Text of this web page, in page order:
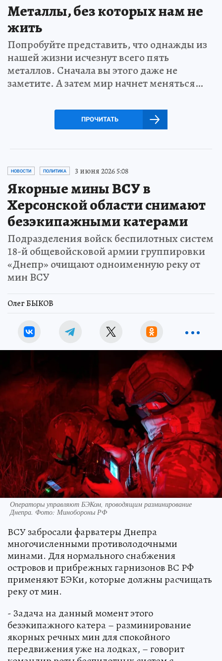
Металлы, без которых нам не
жить
Попробуйте представить, что однажды из
нашей жизни исчезнут всего пять
металлов. Сначала вы этого даже не
заметите. А затем мир начнет меняться…
ПРОЧИТАТЬ
НОВОСТИ ПОЛИТИКА 3 июня 2026 5:08
Якорные мины ВСУ в
Херсонской области снимают
безэкипажными катерами
Подразделения войск беспилотных систем
18-й общевойсковой армии группировки
«Днепр» очищают одноименную реку от
мин ВСУ
Олег БЫКОВ
Операторы управляют БЭКом, проводящим разминирование
Днепра. Фото: Минобороны РФ
ВСУ забросали фарватеры Днепра
многочисленными противолодочными
минами. Для нормального снабжения
островов и прибрежных гарнизонов ВС РФ
применяют БЭКи, которые должны расчищать
реку от мин.
- Задача на данный момент этого
безэкипажного катера – разминирование
якорных речных мин для спокойного
передвижения уже на лодках, – говорит